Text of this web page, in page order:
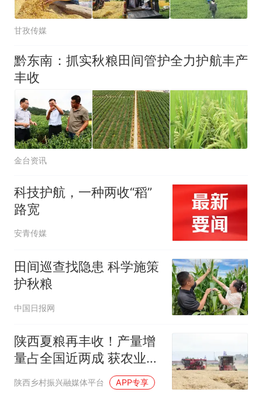
甘孜传媒
黔东南：抓实秋粮田间管护全力护航丰产
丰收
金台资讯
科技护航，一种两收“稻”
路宽
安青传媒
田间巡查找隐患 科学施策
护秋粮
中国日报网
陕西夏粮再丰收！产量增
量占全国近两成 获农业农
村部通报表扬
陕西乡村振兴融媒体平台 APP专享